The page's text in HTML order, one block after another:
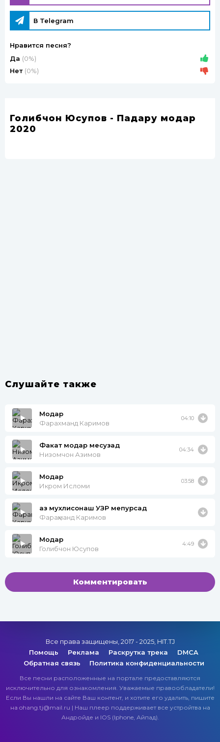
В Telegram
Нравится песня?
Да (0%)
Нет (0%)
Голибчон Юсупов - Падару модар
2020
Слушайте также
Модар
Фарахманд Каримов
04:10
Факат модар месузад
Низомчон Азимов
04:34
Модар
Икром Исломи
03:58
аз мухлисонаш УЗР мепурсад
Фараҳманд Каримов
Модар
Голибчон Юсупов
4:49
Комментировать
Все права защищены, 2017 - 2025, HIT.TJ
Помощь
Реклама Раскрутка трека
DMCA
Обратная связь
Политика конфиденциальности
Все песни расположенные на портале предоставляются
исключительно для ознакомления. Уважаемые правообладатели!
Если Вы нашли на сайте Ваш контент, и хотите его удалить, пишите
на ohang.tj@mail.ru | Наш плеер поддерживает все устройтва на
Андройде и IOS (Iphone, Айпад).